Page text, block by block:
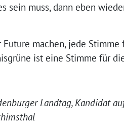
sein muss, dann eben
machen, jede
ist eine Stimme für
Landtag, Kandidat